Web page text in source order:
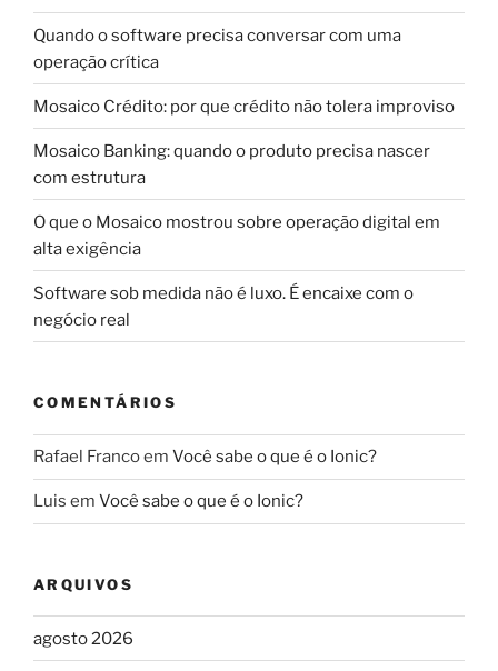
Quando o software precisa conversar com uma
operação crítica
Mosaico Crédito: por que crédito não tolera improviso
Mosaico Banking: quando o produto precisa nascer
com estrutura
O que o Mosaico mostrou sobre operação digital em
alta exigência
Software sob medida não é luxo. É encaixe com o
negócio real
COMENTÁRIOS
Rafael Francoem Você sabe o que é o Ionic?
Luis em Você sabe o que é o Ionic?
ARQUIVOS
agosto 2026